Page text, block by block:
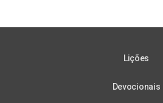
Lições
Devocionais